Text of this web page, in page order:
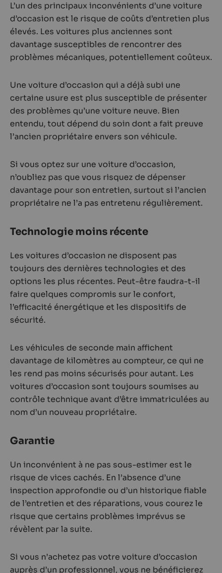
L’un des principaux inconvénients d’une voiture
d’occasion est le risque de coûts d’entretien plus
élevés. Les voitures plus anciennes sont
davantage susceptibles de rencontrer des
problèmes mécaniques, potentiellement coûteux.
Une voiture d’occasion qui a déjà subi une
certaine usure est plus susceptible de présenter
des problèmes qu’une voiture neuve. Bien
entendu, tout dépend du soin dont a fait preuve
l’ancien propriétaire envers son véhicule.
Si vous optez sur une voiture d’occasion,
n’oubliez pas que vous risquez de dépenser
davantage pour son entretien, surtout si l’ancien
propriétaire ne l’a pas entretenu régulièrement.
Technologie moins récente
Les voitures d’occasion ne disposent pas
toujours des dernières technologies et des
options les plus récentes. Peut-être faudra-t-il
faire quelques compromis sur le confort,
l’efficacité énergétique et les dispositifs de
sécurité.
Les véhicules de seconde main affichent
davantage de kilomètres au compteur, ce qui ne
les rend pas moins sécurisés pour autant. Les
voitures d’occasion sont toujours soumises au
contrôle technique avant d’être immatriculées au
nom d’un nouveau propriétaire.
Garantie
Un inconvénient à ne pas sous-estimer est le
risque de vices cachés. En l’absence d’une
inspection approfondie ou d’un historique fiable
de l’entretien et des réparations, vous courez le
risque que certains problèmes imprévus se
révèlent par la suite.
Si vous n’achetez pas votre voiture d’occasion
auprès d’un professionnel, vous ne bénéficierez